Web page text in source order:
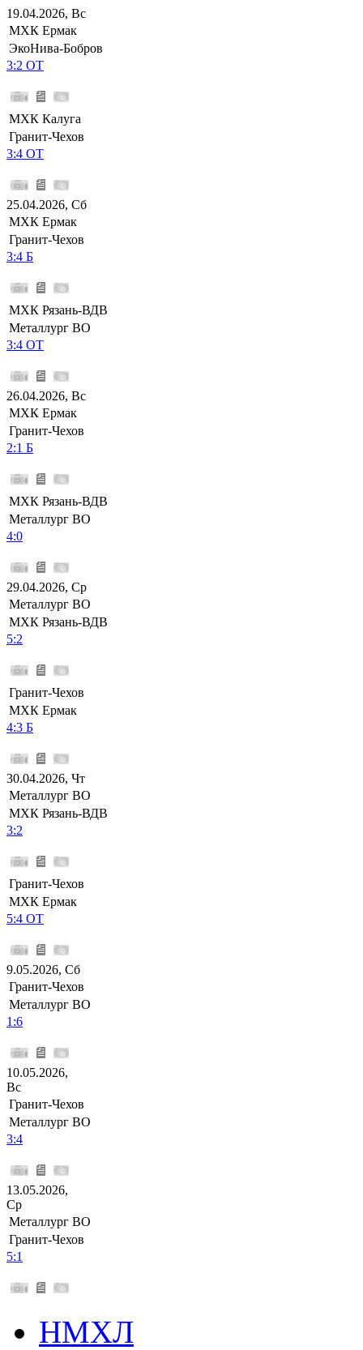
19.04.2026, Вс
МХК Ермак
ЭкоНива-Бобров
3:2 ОТ
МХК Калуга
Гранит-Чехов
3:4 ОТ
25.04.2026, Сб
МХК Ермак
Гранит-Чехов
3:4 Б
МХК Рязань-ВДВ
Металлург ВО
3:4 ОТ
26.04.2026, Вс
МХК Ермак
Гранит-Чехов
2:1 Б
МХК Рязань-ВДВ
Металлург ВО
4:0
29.04.2026, Ср
Металлург ВО
МХК Рязань-ВДВ
5:2
Гранит-Чехов
МХК Ермак
4:3 Б
30.04.2026, Чт
Металлург ВО
МХК Рязань-ВДВ
3:2
Гранит-Чехов
МХК Ермак
5:4 ОТ
9.05.2026, Сб
Гранит-Чехов
Металлург ВО
1:6
10.05.2026,
Вс
Гранит-Чехов
Металлург ВО
3:4
13.05.2026,
Ср
Металлург ВО
Гранит-Чехов
5:1
НМХЛ